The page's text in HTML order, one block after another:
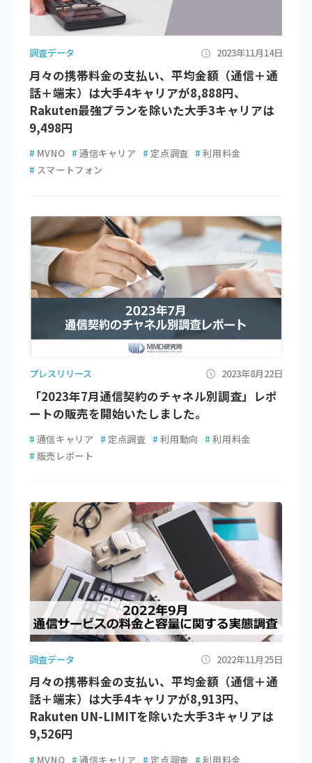
調査データ 2023年11月14日
月々の携帯料金の支払い、平均金額（通信＋通
話＋端末）は大手4キャリアが8,888円、
Rakuten最強プランを除いた大手3キャリアは
9,498円
# MVNO # 通信キャリア # 定点調査 # 利用料金
# スマートフォン
プレスリリース 2023年8月22日
「2023年7月通信契約のチャネル別調査」レポ
ートの販売を開始いたしました。
# 通信キャリア # 定点調査 # 利用動向 # 利用料金
# 販売レポート
調査データ 2022年11月25日
月々の携帯料金の支払い、平均金額（通信＋通
話＋端末）は大手4キャリアが8,913円、
Rakuten UN-LIMITを除いた大手3キャリアは
9,526円
# MVNO # 通信キャリア # 定点調査 # 利用料金